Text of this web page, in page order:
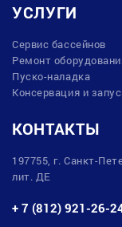
УСЛУГИ
Сервис бассейнов
Ремонт
Пуско-наладка
Консервация и
КОНТАКТЫ
197755, г. Санкт-
лит. ДЕ
+ 7 (812) 921-26-